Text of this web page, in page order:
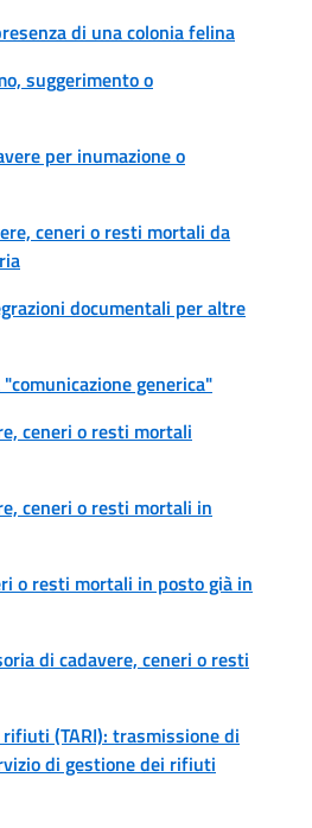
di una colonia felina
suggerimento o
per inumazione o
ceneri o resti mortali da
documentali per altre
generica"
ceneri o resti mortali
ceneri o resti mortali in
o resti mortali in posto già in
di cadavere, ceneri o resti
(TARI): trasmissione di
di gestione dei rifiuti